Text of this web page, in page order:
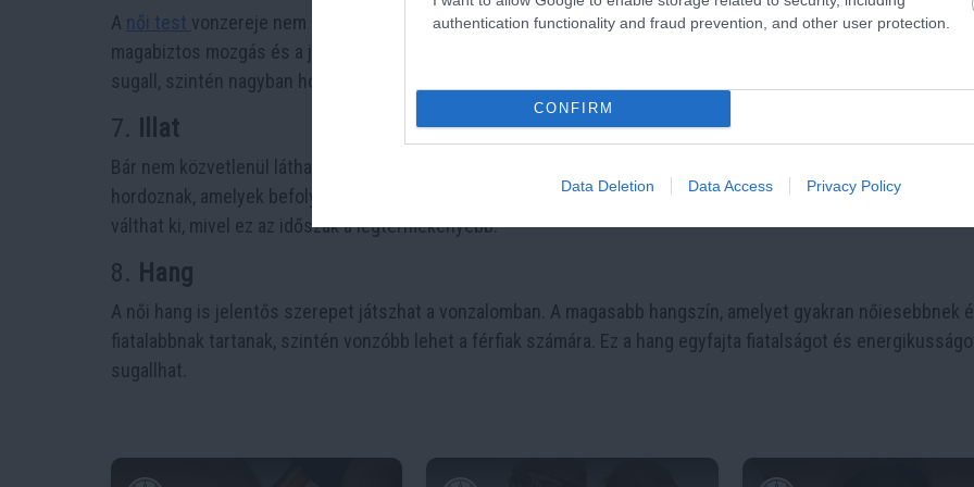
authentication functionality and fraud prevention, and other user protection.
CONFIRM
Data Deletion Data Access Privacy Policy
A női test vonzereje nem csak statikus tulajdonságokon alapul, hanem a mozgáson és testtartáson is. A
magabiztos mozgás és a jó testtartás vonzóbbá teheti a nőket. A magabiztosság, amelyet a mozgás és a
sugall, szintén nagyban hozzájárul a vonzalom kialakulásához.
7. Illat
Bár nem közvetlenül látható, a nők természetes illata is erős vonzalmat válthat ki. Az
hordoznak, amelyek befolyásolhatják a vonzalmat. Például az ovulációs ciklus alatt a nők illata erősebb
válthat ki, mivel ez az időszak a legtermékenyebb.
8. Hang
A női hang is jelentős szerepet játszhat a vonzalomban. A magasabb hangszín, amelyet gyakran nőiesebbnek
fiatalabbnak tartanak, szintén vonzóbb lehet a férfiak számára. Ez a hang egyfajta fiatalságot és
sugallhat.